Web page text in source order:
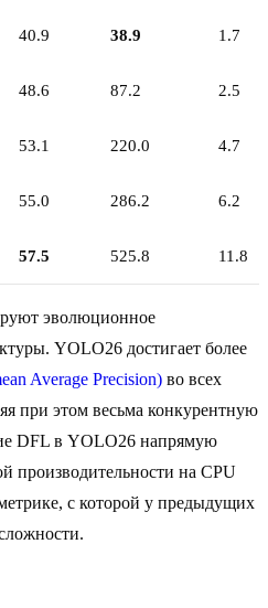
40.9 38.9 1.7
48.6 87.2 2.5
53.1 220.0 4.7
55.0 286.2 6.2
57.5 525.8 11.8
эволюционное
YOLO26 достигает более
Average Precision) во всех
при этом весьма конкурентную
DFL в YOLO26 напрямую
производительности на CPU
с которой у предыдущих